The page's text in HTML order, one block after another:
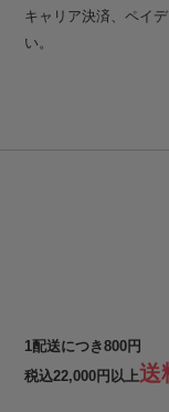
キャリア決済、ペイ
い。
1配送につき800円
税込22,000円以上送